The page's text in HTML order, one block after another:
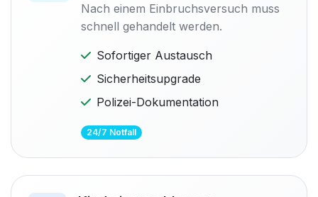
Nach einem Einbruchsversuch muss
schnell gehandelt werden.
Sofortiger Austausch
Sicherheitsupgrade
Polizei-Dokumentation
24/7 Notfall